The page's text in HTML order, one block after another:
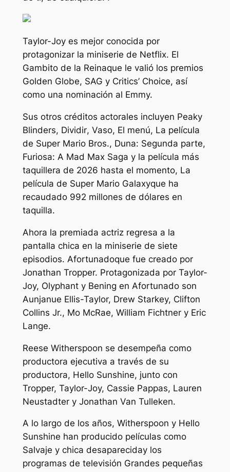
Taylor-Joy es mejor conocida por
protagonizar la miniserie de Netflix. El
Gambito de la Reinaque le valió los premios
Golden Globe, SAG y Critics’ Choice, así
como una nominación al Emmy.
Sus otros créditos actorales incluyen Peaky
Blinders, Dividir, Vaso, El menú, La película
de Super Mario Bros., Duna: Segunda parte,
Furiosa: A Mad Max Saga y la película más
taquillera de 2026 hasta el momento, La
película de Super Mario Galaxyque ha
recaudado 992 millones de dólares en
taquilla.
Ahora la premiada actriz regresa a la
pantalla chica en la miniserie de siete
episodios. Afortunadoque fue creado por
Jonathan Tropper. Protagonizada por Taylor-
Joy, Olyphant y Bening en Afortunado son
Aunjanue Ellis-Taylor, Drew Starkey, Clifton
Collins Jr., Mo McRae, William Fichtner y Eric
Lange.
Reese Witherspoon se desempeña como
productora ejecutiva a través de su
productora, Hello Sunshine, junto con
Tropper, Taylor-Joy, Cassie Pappas, Lauren
Neustadter y Jonathan Van Tulleken.
A lo largo de los años, Witherspoon y Hello
Sunshine han producido películas como
Salvaje y chica desapareciday los
programas de televisión Grandes pequeñas